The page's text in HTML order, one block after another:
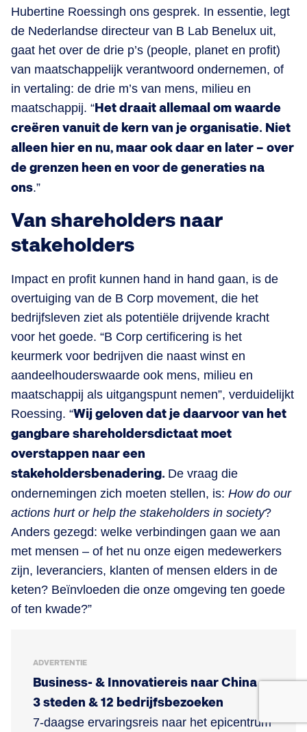
Hubertine Roessingh ons gesprek. In essentie, legt
de Nederlandse directeur van B Lab Benelux uit,
gaat het over de drie p’s (people, planet en profit)
van maatschappelijk verantwoord ondernemen, of
in vertaling: de drie m’s van mens, milieu en
maatschappij. “Het draait allemaal om waarde
creëren vanuit de kern van je organisatie. Niet
alleen hier en nu, maar ook daar en later – over
de grenzen heen en voor de generaties na
ons.”
Van shareholders naar
stakeholders
Impact en profit kunnen hand in hand gaan, is de
overtuiging van de B Corp movement, die het
bedrijfsleven ziet als potentiële drijvende kracht
voor het goede. “B Corp certificering is het
keurmerk voor bedrijven die naast winst en
aandeelhouderswaarde ook mens, milieu en
maatschappij als uitgangspunt nemen”, verduidelijkt
Roessing. “Wij geloven dat je daarvoor van het
gangbare shareholdersdictaat moet
overstappen naar een
stakeholdersbenadering. De vraag die
ondernemingen zich moeten stellen, is: How do our
actions hurt or help the stakeholders in society?
Anders gezegd: welke verbindingen gaan we aan
met mensen – of het nu onze eigen medewerkers
zijn, leveranciers, klanten of mensen elders in de
keten? Beïnvloeden die onze omgeving ten goede
of ten kwade?”
ADVERTENTIE
Business- & Innovatiereis naar China -
3 steden & 12 bedrijfsbezoeken
7-daagse ervaringsreis naar het epicentrum